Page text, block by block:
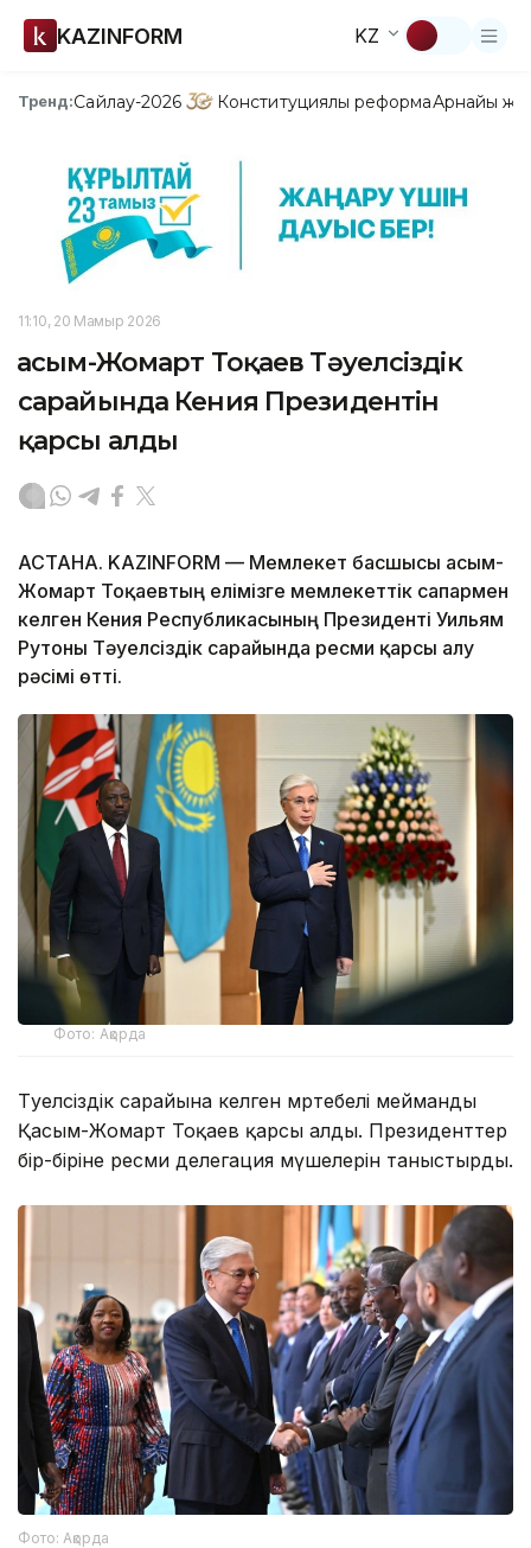
KAZINFORM KZ
Тренд:Сайлау-2026 Конституциялық реформаАрнайы
11:10, 20 Мамыр 2026
Қасым-Жомарт Тоқаев Тәуелсіздік
сарайында Кения Президентін
қарсы алды
АСТАНА. KAZINFORM — Мемлекет басшысы Қасым-
Жомарт Тоқаевтың елімізге мемлекеттік сапармен
келген Кения Республикасының Президенті Уильям
Рутоны Тәуелсіздік сарайында ресми қарсы алу
рәсімі өтті.
Фото: Ақорда
Тәуелсіздік сарайына келген мәртебелі мейманды
Қасым-Жомарт Тоқаев қарсы алды. Президенттер
бір-біріне ресми делегация мүшелерін таныстырды.
Фото: Ақорда